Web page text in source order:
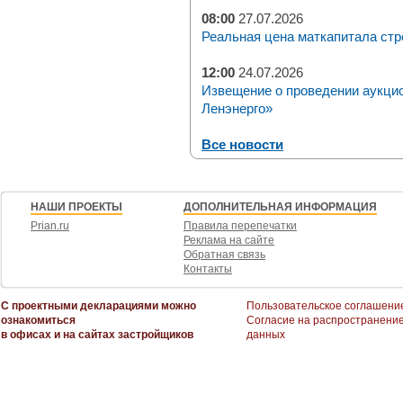
08:00 27.07.2026
Реальная цена маткапитала
12:00 24.07.2026
Извещение о проведении
Ленэнерго»
Все новости
НАШИ ПРОЕКТЫ
Prian.ru
ДОПОЛНИТЕЛЬНАЯ ИНФОРМАЦИЯ
Правила перепечатки
Реклама на сайте
Обратная связь
Контакты
С проектными декларациями можно
ознакомиться
в офисах и на сайтах застройщиков
Пользовательское
Согласие на
данных